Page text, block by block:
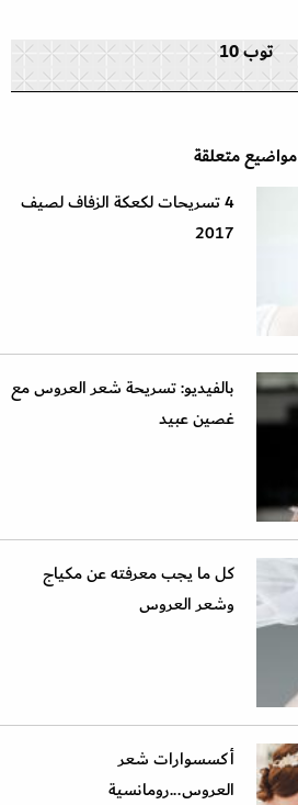
توب 10
مواضيع متعلقة
4 تسريحات لكعكة الزفاف لصيف
2017
بالفيديو: تسريحة شعر العروس مع
غصين عبيد
كل ما يجب معرفته عن مكياج
وشعر العروس
أكسسوارات شعر
العروس...رومانسية